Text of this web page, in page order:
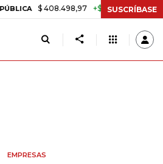
$ 408.498,97 +$ 8.753,81 +2,19%
SUSCRÍBASE
EMPRESAS